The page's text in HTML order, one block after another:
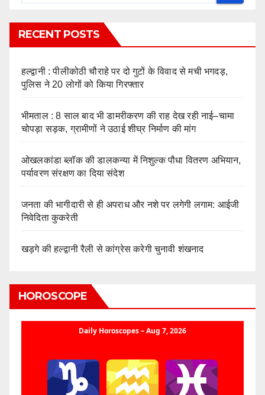
RECENT POSTS
हल्द्वानी : पीलीकोठी चौराहे पर दो गुटों के विवाद से मची भगदड़,
पुलिस ने 20 लोगों को किया गिरफ्तार
भीमताल : 8 साल बाद भी डामरीकरण की राह देख रही नाई–चामा
चोपड़ा सड़क, ग्रामीणों ने उठाई शीघ्र निर्माण की मांग
ओखलकांडा ब्लॉक की डालकन्या में निशुल्क पौधा वितरण अभियान,
पर्यावरण संरक्षण का दिया संदेश
जनता की भागीदारी से ही अपराध और नशे पर लगेगी लगाम: आईजी
निवेदिता कुकरेती
खड़गे की हल्द्वानी रैली से कांग्रेस करेगी चुनावी शंखनाद
HOROSCOPE